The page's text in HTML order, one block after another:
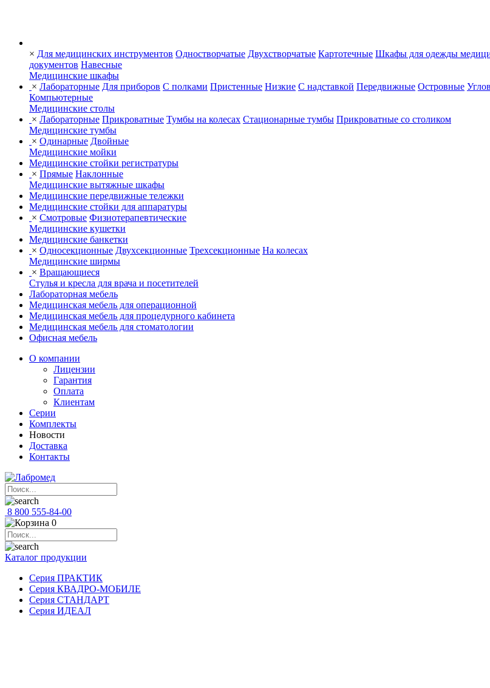
× Для медицинских инструментов Одностворчатые Двухстворчатые Картотечные Шкафы для одежды
документов Навесные
Медицинские шкафы
× Лабораторные Для приборов С полками Пристенные Низкие С надставкой Передвижные Островные
Компьютерные
Медицинские столы
× Лабораторные Прикроватные Тумбы на колесах Стационарные тумбы Прикроватные со столиком
Медицинские тумбы
× Одинарные Двойные
Медицинские мойки
Медицинские стойки регистратуры
× Прямые Наклонные
Медицинские вытяжные шкафы
Медицинские передвижные тележки
Медицинские стойки для аппаратуры
× Смотровые Физиотерапевтические
Медицинские кушетки
Медицинские банкетки
× Односекционные Двухсекционные Трехсекционные На колесах
Медицинские ширмы
× Вращающиеся
Стулья и кресла для врача и посетителей
Лабораторная мебель
Медицинская мебель для операционной
Медицинская мебель для процедурного кабинета
Медицинская мебель для стоматологии
Офисная мебель
О компании
Лицензии
Гарантия
Оплата
Клиентам
Серии
Комплекты
Новости
Доставка
Контакты
8 800 555-84-00
0
Каталог продукции
Серия ПРАКТИК
Серия КВАДРО-МОБИЛЕ
Серия СТАНДАРТ
Серия ИДЕАЛ